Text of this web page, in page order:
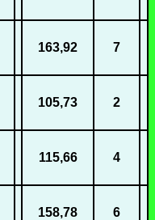
163,92 7
105,73 2
115,66 4
158,78 6